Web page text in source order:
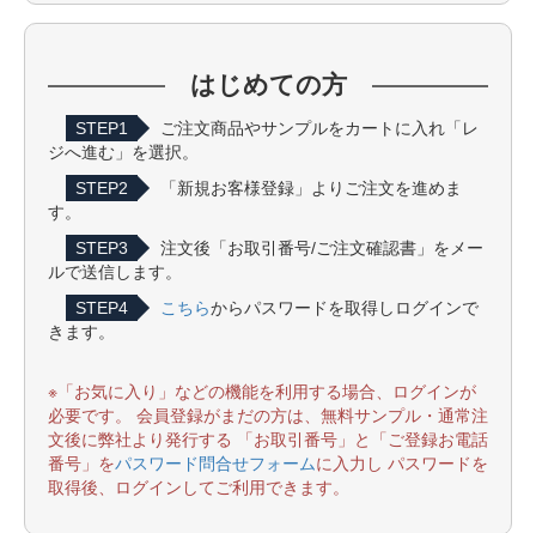
はじめての方
STEP1
ご注文商品やサンプルをカートに入れ「レ
ジへ進む」を選択。
STEP2
「新規お客様登録」よりご注文を進めま
す。
STEP3
注文後「お取引番号/ご注文確認書」をメー
ルで送信します。
STEP4
こちらからパスワードを取得しログインで
きます。
※「お気に入り」などの機能を利用する場合、ログインが
必要です。 会員登録がまだの方は、無料サンプル・通常注
文後に弊社より発行する 「お取引番号」と「ご登録お電話
番号」をパスワード問合せフォームに入力し パスワードを
取得後、ログインしてご利用できます。